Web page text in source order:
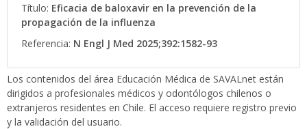
Título: Eficacia de baloxavir en la prevención de la
propagación de la influenza
Referencia: N Engl J Med 2025;392:1582-93
Los contenidos del área Educación Médica de SAVALnet están
dirigidos a profesionales médicos y odontólogos chilenos o
extranjeros residentes en Chile. El acceso requiere registro previo
y la validación del usuario.